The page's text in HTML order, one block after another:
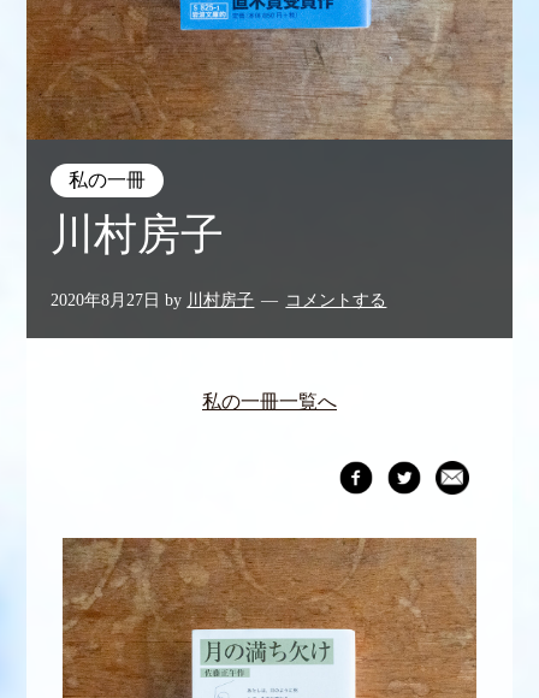
私の一冊
川村房子
2020年8月27日 by 川村房子 コメントする
私の一冊一覧へ